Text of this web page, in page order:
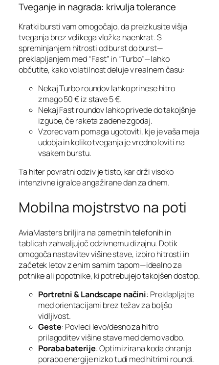
Tveganje in nagrada: krivulja tolerance
Kratki bursti vam omogočajo, da preizkusite višja
tveganja brez velikega vložka naenkrat. S
spreminjanjem hitrosti od burst do burst—
preklapljanjem med “Fast” in “Turbo”—lahko
občutite, kako volatilnost deluje v realnem času:
Nekaj Turbo roundov lahko prinese hitro
zmago 50 € iz stave 5 €.
Nekaj Fast roundov lahko privede do takojšnje
izgube, če raketa zadene zgodaj.
Vzorec vam pomaga ugotoviti, kje je vaša meja
udobja in koliko tveganja je vredno loviti na
vsakem burstu.
Ta hiter povratni odziv je tisto, kar drži visoko
intenzivne igralce angažirane dan za dnem.
Mobilna mojstrstvo na poti
AviaMasters briljira na pametnih telefonih in
tablicah zahvaljujoč odzivnemu dizajnu. Dotik
omogoča nastavitev višine stave, izbiro hitrosti in
začetek letov z enim samim tapom—idealno za
potnike ali popotnike, ki potrebujejo takojšen dostop.
Portretni & Landscape načini: Preklapljajte
med orientacijami brez težav za boljšo
vidljivost.
Geste: Povleci levo/desno za hitro
prilagoditev višine stave med demo vadbo.
Poraba baterije: Optimizirana koda ohranja
porabo energije nizko tudi med hitrimi roundi.